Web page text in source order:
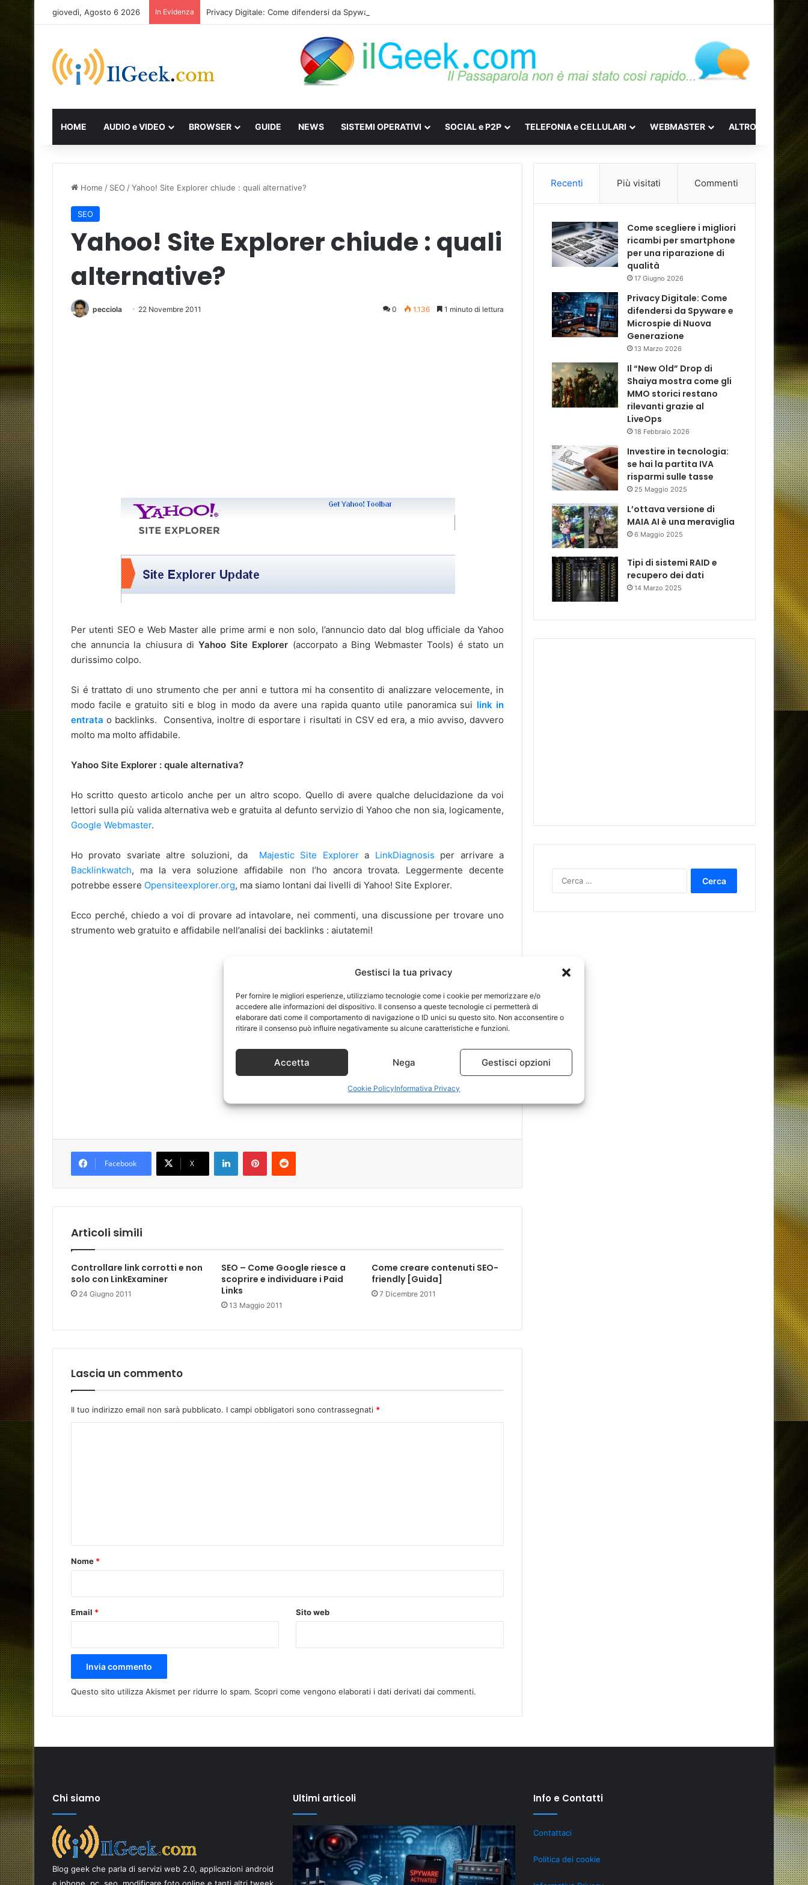
Gestisci la tua privacy
Per fornire le migliori esperienze, utilizziamo tecnologie come i cookie per memorizzare e/o
accedere alle informazioni del dispositivo. Il consenso a queste tecnologie ci permetterà di
elaborare dati come il comportamento di navigazione o ID unici su questo sito. Non acconsentire o
ritirare il consenso può influire negativamente su alcune caratteristiche e funzioni.
Accetta Nega Gestisci opzioni
Cookie PolicyInformativa Privacy
giovedì, Agosto 6 2026 In Evidenza Privacy Digitale: Come difendersi da Spyware e Microspie di Nuova Generazione
HOME AUDIO e VIDEO BROWSER GUIDE NEWS SISTEMI OPERATIVI SOCIAL e P2P TELEFONIA e CELLULARI WEBMASTER ALTRO
Home / SEO /Yahoo! Site Explorer chiude : quali alternative?
SEO
Yahoo! Site Explorer chiude : quali
alternative?
pecciola 22 Novembre 2011 0 1.136 1 minuto di lettura
Per utenti SEO e Web Master alle prime armi e non solo, l’annuncio dato dal blog ufficiale da Yahoo
che annuncia la chiusura di Yahoo Site Explorer (accorpato a Bing Webmaster Tools) é stato un
durissimo colpo.
Si é trattato di uno strumento che per anni e tuttora mi ha consentito di analizzare velocemente, in
modo facile e gratuito siti e blog in modo da avere una rapida quanto utile panoramica sui link in
entrata o backlinks. Consentiva, inoltre di esportare i risultati in CSV ed era, a mio avviso, davvero
molto ma molto affidabile.
Yahoo Site Explorer : quale alternativa?
Ho scritto questo articolo anche per un altro scopo. Quello di avere qualche delucidazione da voi
lettori sulla più valida alternativa web e gratuita al defunto servizio di Yahoo che non sia, logicamente,
Google Webmaster.
Ho provato svariate altre soluzioni, da Majestic Site Explorera LinkDiagnosis per arrivare a
Backlinkwatch, ma la vera soluzione affidabile non l’ho ancora trovata. Leggermente decente
potrebbe essere Opensiteexplorer.org, ma siamo lontani dai livelli di Yahoo! Site Explorer.
Ecco perché, chiedo a voi di provare ad intavolare, nei commenti, una discussione per trovare uno
strumento web gratuito e affidabile nell’analisi dei backlinks : aiutatemi!
Facebook X
LinkedInPinterestReddit
Articoli simili
Controllare link corrotti e non
solo con LinkExaminer
24 Giugno 2011
SEO – Come Google riesce a
scoprire e individuare i Paid
Links
13 Maggio 2011
Come creare contenuti SEO-
friendly [Guida]
7 Dicembre 2011
Lascia un commento
Il tuo indirizzo email non sarà pubblicato. I campi obbligatori sono contrassegnati *
o
Nome *
Email * Sito web
Questo sito utilizza Akismet per ridurre lo spam. Scopri come vengono elaborati i dati derivati dai commenti.
Recenti Più visitati Commenti
Come scegliere i migliori
ricambi per smartphone
per una riparazione di
qualità
17 Giugno 2026
Privacy Digitale: Come
difendersi da Spyware e
Microspie di Nuova
Generazione
13 Marzo 2026
Il “New Old” Drop di
Shaiya mostra come gli
MMO storici restano
rilevanti grazie al
LiveOps
18 Febbraio 2026
Investire in tecnologia:
se hai la partita IVA
risparmi sulle tasse
25 Maggio 2025
L’ottava versione di
MAIA AI è una meraviglia
6 Maggio 2025
Tipi di sistemi RAID e
recupero dei dati
14 Marzo 2025
Chi siamo
Blog geek che parla di servizi web 2.0, applicazioni android
e iphone, pc, seo, modificare foto online e tanti altri tweek
Ultimi articoli
Come
scegliere
migliori
ricambi
Privacy
Digitale:
Come
difendersi
da
Il
“New
di
tecnologia:
Info e Contatti
Contattaci
Politica dei cookie